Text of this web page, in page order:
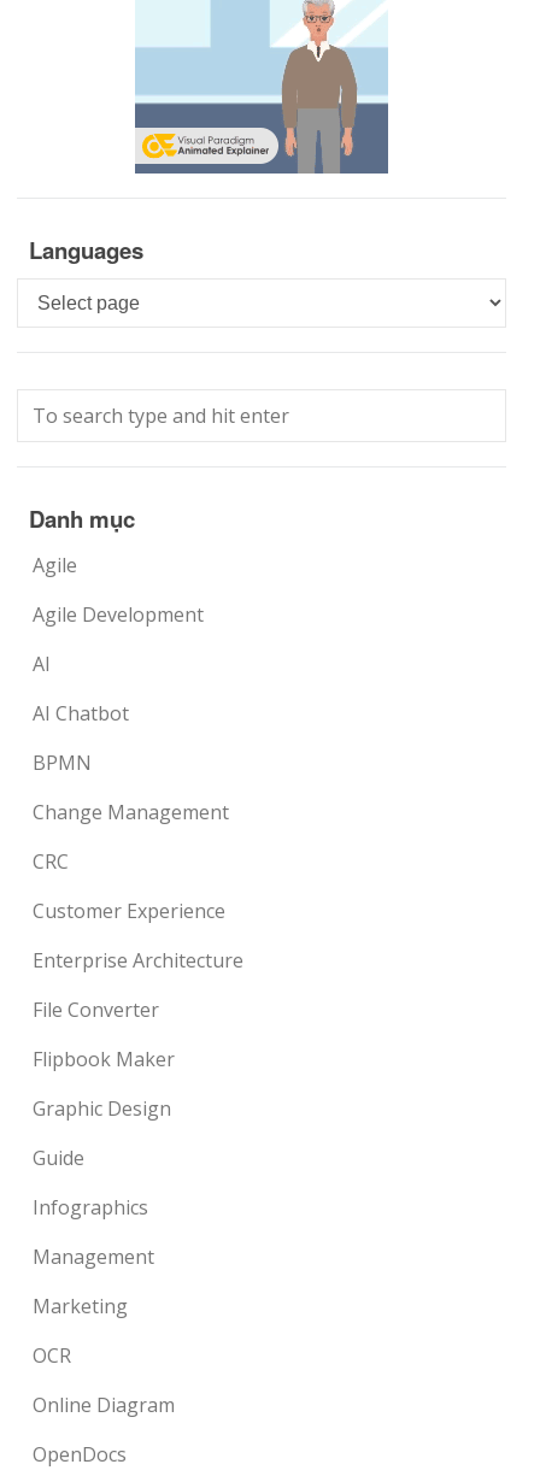
Languages
Languages
Danh mục
Agile
Agile Development
AI
AI Chatbot
BPMN
Change Management
CRC
Customer Experience
Enterprise Architecture
File Converter
Flipbook Maker
Graphic Design
Guide
Infographics
Management
Marketing
OCR
Online Diagram
OpenDocs